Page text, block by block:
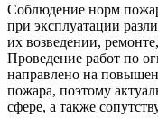
Соблюдение норм
при эксплуатации
их возведении,
Проведение работ по
направлено на
пожара, поэтому
сфере, а также